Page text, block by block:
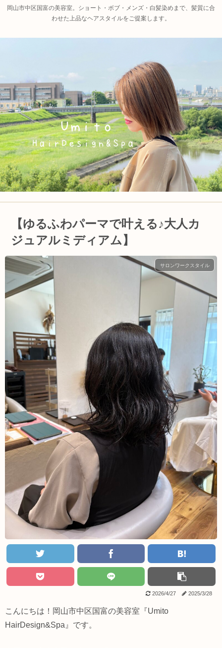
岡山市中区国富の美容室。ショート・ボブ・メンズ・白髪染めまで、髪質に合
わせた上品なヘアスタイルをご提案します。
【ゆるふわパーマで叶える♪大人カ
ジュアルミディアム】
サロンワークスタイル
2026/4/27 2025/3/28
こんにちは！岡山市中区国富の美容室『Umito
HairDesign&Spa』です。